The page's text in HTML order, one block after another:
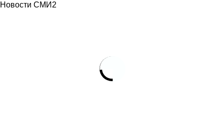
телефона персональных данных
Россиянам назвали способ защититься от
выдающих себя за полицейских мошенников
Новости СМИ2